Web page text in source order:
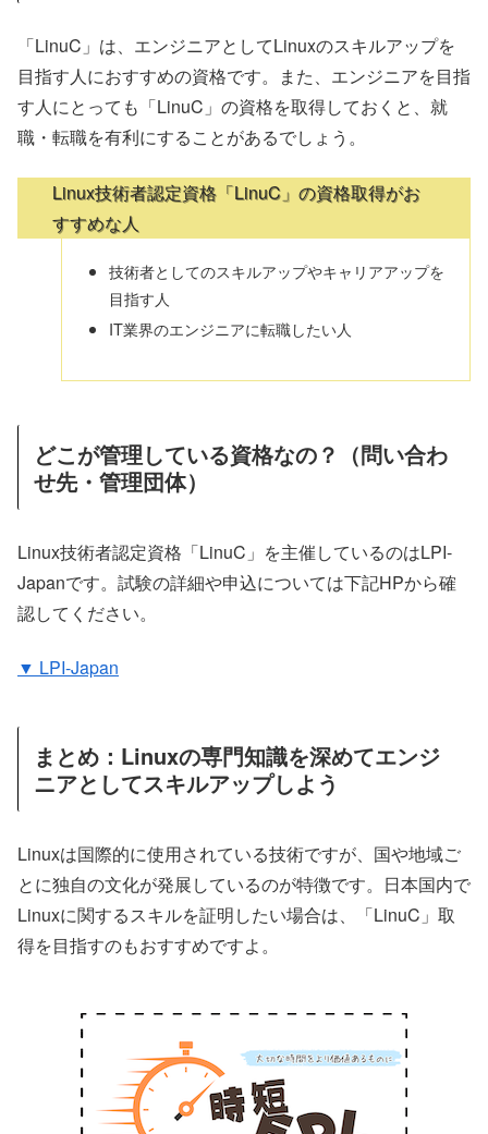
「LinuC」は、エンジニアとしてLinuxのスキルアップを
目指す人におすすめの資格です。また、エンジニアを目指
す人にとっても「LinuC」の資格を取得しておくと、就
職・転職を有利にすることがあるでしょう。
Linux技術者認定資格「LinuC」の資格取得がお
すすめな人
技術者としてのスキルアップやキャリアアップを
目指す人
IT業界のエンジニアに転職したい人
どこが管理している資格なの？（問い合わ
せ先・管理団体）
Linux技術者認定資格「LinuC」を主催しているのはLPI-
Japanです。試験の詳細や申込については下記HPから確
認してください。
▼ LPI-Japan
まとめ：Linuxの専門知識を深めてエンジ
ニアとしてスキルアップしよう
Linuxは国際的に使用されている技術ですが、国や地域ご
とに独自の文化が発展しているのが特徴です。日本国内で
Linuxに関するスキルを証明したい場合は、「LinuC」取
得を目指すのもおすすめですよ。